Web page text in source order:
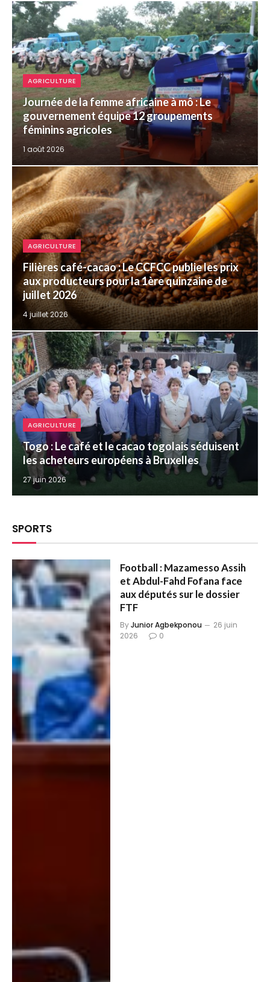
AGRICULTURE
Journée de la femme africaine à mô : Le
gouvernement équipe 12 groupements
féminins agricoles
1 août 2026
AGRICULTURE
Filières café-cacao : Le CCFCC publie les prix
aux producteurs pour la 1ère quinzaine de
juillet 2026
4 juillet 2026
AGRICULTURE
Togo : Le café et le cacao togolais séduisent
les acheteurs européens à Bruxelles
27 juin 2026
SPORTS
Football : Mazamesso Assih
et Abdul-Fahd Fofana face
aux députés sur le dossier
FTF
ByJunior Agbekponou
26 juin
2026
0